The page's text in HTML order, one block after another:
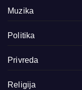
Muzika
Politika
Privreda
Religija